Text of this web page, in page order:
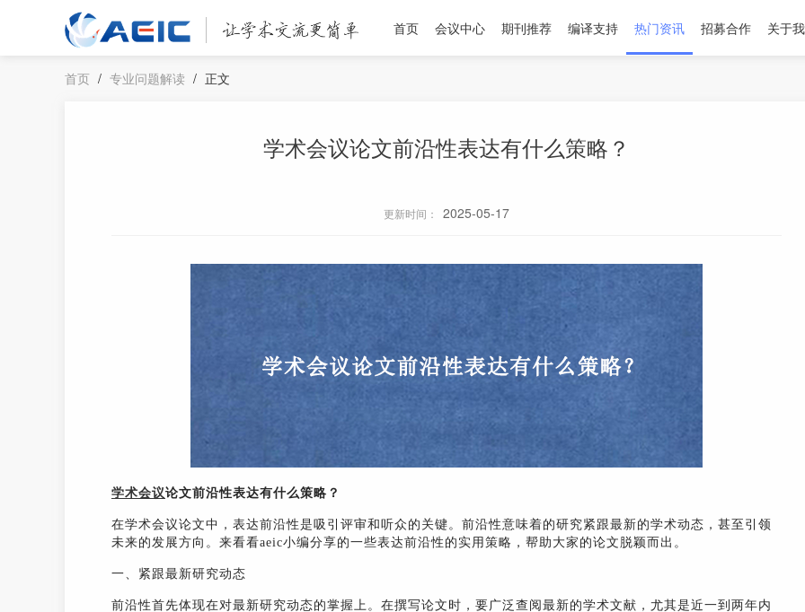
首页 会议中心 期刊推荐 编译支持 热门资讯 招募合作 关于
首页 / 专业问题解读 / 正文
学术会议论文前沿性表达有什么策略？
更新时间： 2025-05-17
学术会议论文前沿性表达有什么策略？
在学术会议论文中，表达前沿性是吸引评审和听众的关键。前沿性意味着的研究紧跟最新的学术动态，甚至引领
未来的发展方向。来看看aeic小编分享的一些表达前沿性的实用策略，帮助大家的论文脱颖而出。
一、紧跟最新研究动态
前沿性首先体现在对最新研究动态的掌握上。在撰写论文时，要广泛查阅最新的学术文献，尤其是近一到两年内